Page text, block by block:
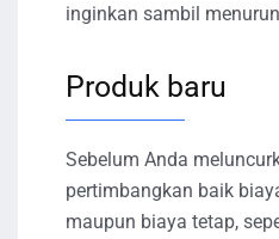
inginkan sambil
Produk baru
Sebelum Anda
pertimbangkan baik
maupun biaya tetap,